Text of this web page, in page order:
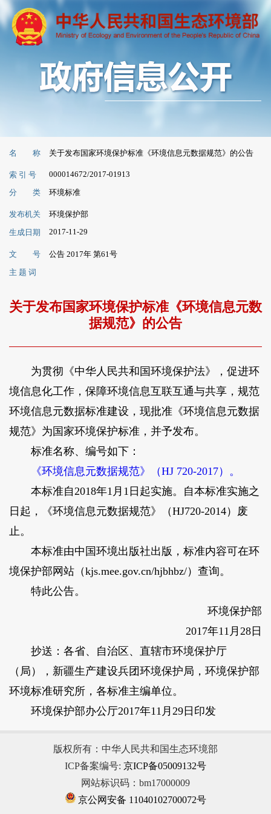
名 称 关于发布国家环境保护标准《环境信息元数据规范》的公告
索 引 号 000014672/2017-01913
分 类 环境标准
发布机关
环境保护部
生成日期
2017-11-29
文 号
公告 2017年 第61号
主 题 词
关于发布国家环境保护标准《环境信息元数
据规范》的公告
为贯彻《中华人民共和国环境保护法》，促进环
境信息化工作，保障环境信息互联互通与共享，规范
环境信息元数据标准建设，现批准《环境信息元数据
规范》为国家环境保护标准，并予发布。
标准名称、编号如下：
《环境信息元数据规范》（HJ 720-2017）。
本标准自2018年1月1日起实施。自本标准实施之
日起，《环境信息元数据规范》（HJ720-2014）废
止。
本标准由中国环境出版社出版，标准内容可在环
境保护部网站（kjs.mee.gov.cn/hjbhbz/）查询。
特此公告。
环境保护部
2017年11月28日
抄送：各省、自治区、直辖市环境保护厅
（局），新疆生产建设兵团环境保护局，环境保护部
环境标准研究所，各标准主编单位。
环境保护部办公厅2017年11月29日印发
版权所有：中华人民共和国生态环境部
ICP备案编号: 京ICP备05009132号
网站标识码：bm17000009
京公网安备 11040102700072号